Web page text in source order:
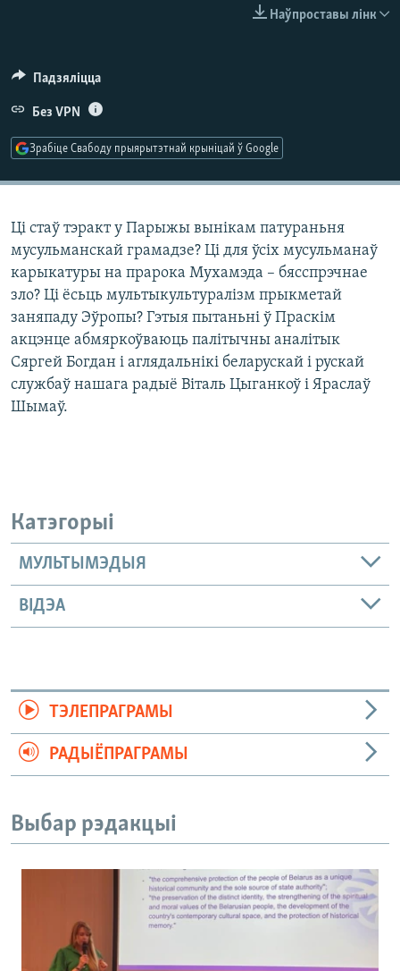
Наўпроставы лінк
Падзяліцца
Без VPN
Зрабіце Свабоду прыярытэтнай крыніцай ў Google
Ці стаў тэракт у Парыжы вынікам патураньня
мусульманскай грамадзе? Ці для ўсіх мусульманаў
карыкатуры на прарока Мухамэда – бясспрэчнае
зло? Ці ёсьць мультыкультуралізм прыкметай
заняпаду Эўропы? Гэтыя пытаньні ў Праскім
акцэнце абмяркоўваюць палітычны аналітык
Сяргей Богдан і аглядальнікі беларускай і рускай
службаў нашага радыё Віталь Цыганкоў і Яраслаў
Шымаў.
Катэгорыі
МУЛЬТЫМЭДЫЯ
ВІДЭА
ТЭЛЕПРАГРАМЫ
РАДЫЁПРАГРАМЫ
Выбар рэдакцыі